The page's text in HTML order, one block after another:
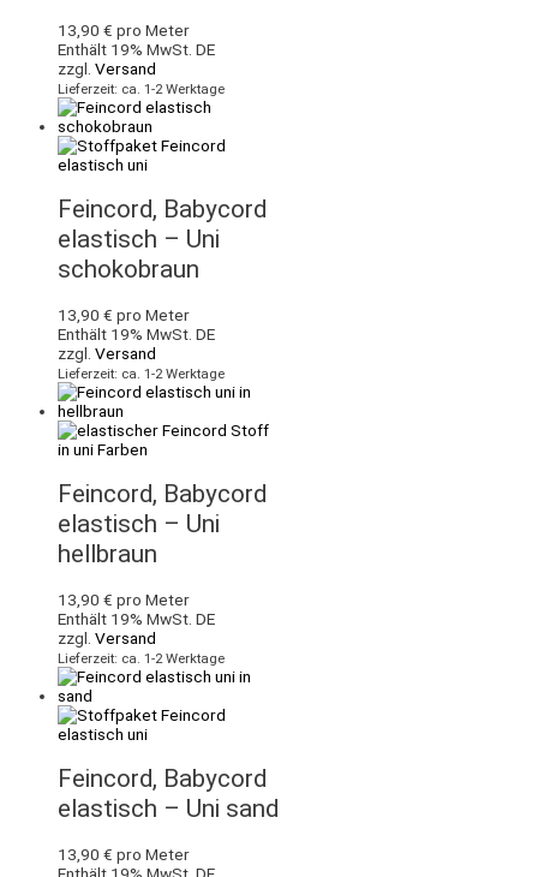
13,90 € pro Meter
Enthält 19% MwSt. DE
zzgl. Versand
Lieferzeit: ca. 1-2 Werktage
Feincord, Babycord
elastisch – Uni
schokobraun
13,90 € pro Meter
Enthält 19% MwSt. DE
zzgl. Versand
Lieferzeit: ca. 1-2 Werktage
Feincord, Babycord
elastisch – Uni
hellbraun
13,90 € pro Meter
Enthält 19% MwSt. DE
zzgl. Versand
Lieferzeit: ca. 1-2 Werktage
Feincord, Babycord
elastisch – Uni sand
13,90 € pro Meter